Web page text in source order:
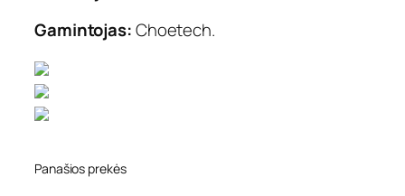
Gamintojas:Choetech.
Panašios prekės